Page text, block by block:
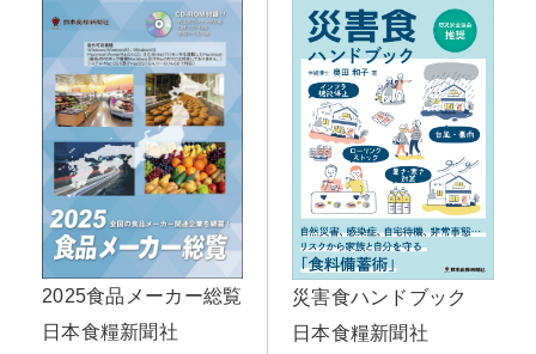
2025食品メーカー総覧
日本食糧新聞社
災害食ハンドブック
日本食糧新聞社